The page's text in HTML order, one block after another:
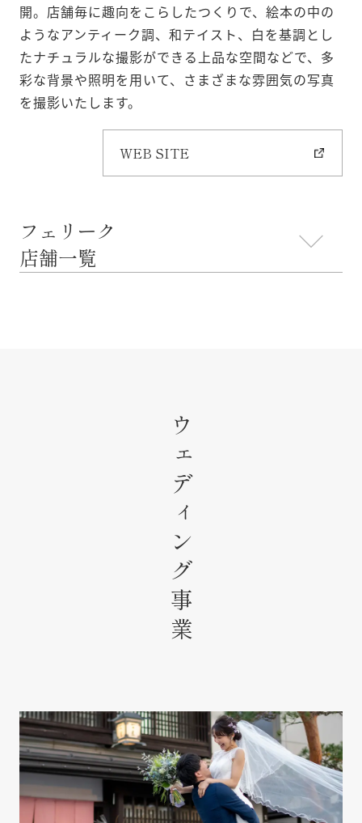
開。店舗毎に趣向をこらしたつくりで、絵本の中の
ようなアンティーク調、和テイスト、白を基調とし
たナチュラルな撮影ができる上品な空間などで、多
彩な背景や照明を用いて、さまざまな雰囲気の写真
を撮影いたします。
WEB SITE
フェリーク
店舗一覧
ウェディング事業